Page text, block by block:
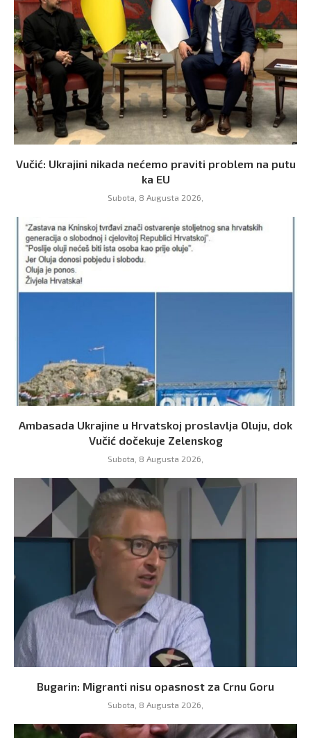
Vučić: Ukrajini nikada nećemo praviti problem na putu
ka EU
Subota, 8 Augusta 2026,
Ambasada Ukrajine u Hrvatskoj proslavlja Oluju, dok
Vučić dočekuje Zelenskog
Subota, 8 Augusta 2026,
Bugarin: Migranti nisu opasnost za Crnu Goru
Subota, 8 Augusta 2026,